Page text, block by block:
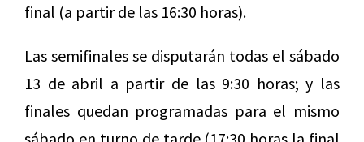
final (a partir de las 16:30 horas).
Las semifinales se disputarán todas el sábado
13 de abril a partir de las 9:30 horas; y las
finales quedan programadas para el mismo